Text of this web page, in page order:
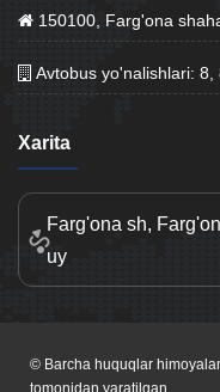
150100, Farg'ona
Avtobus yo'nalishlari: 8,
Xarita
Farg'ona sh,
uy
© Barcha huquqlar
tomonidan yaratilgan